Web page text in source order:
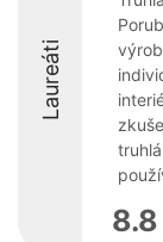
Laureáti
8.8